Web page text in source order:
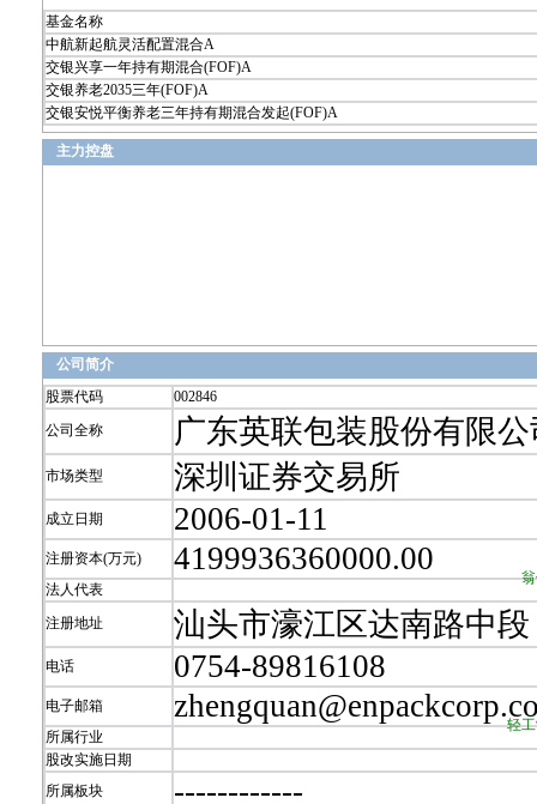
基金名称
中航新起航灵活配置混合A
交银兴享一年持有期混合(FOF)A
交银养老2035三年(FOF)A
交银安悦平衡养老三年持有期混合发起(FOF)A
主力控盘
公司简介
股票代码
002846
公司全称
广东英联包装股份有限公
市场类型 深圳证券交易所
成立日期 2006-01-11
注册资本(万元) 4199936360000.00
法人代表
注册地址 汕头市濠江区达南路中段
电话 0754-89816108
电子邮箱
所属行业
轻
股改实施日期
所属板块
------------